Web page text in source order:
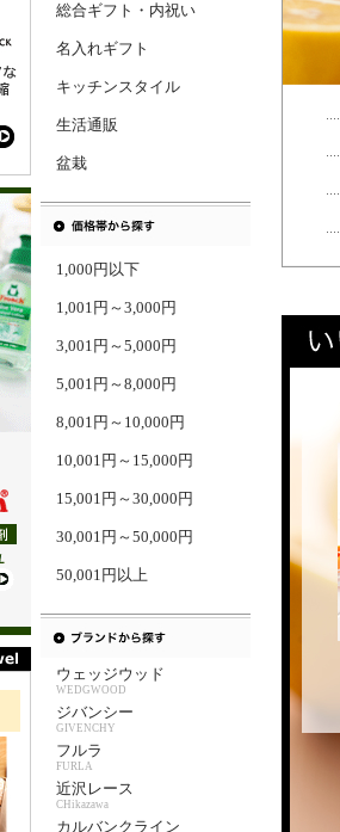
総合ギフト・内祝い
名入れギフト
キッチンスタイル
生活通販
盆栽
1,000円以下
1,001円～3,000円
3,001円～5,000円
5,001円～8,000円
8,001円～10,000円
10,001円～15,000円
15,001円～30,000円
30,001円～50,000円
50,001円以上
ウェッジウッド
WEDGWOOD
ジバンシー
GIVENCHY
フルラ
FURLA
近沢レース
CHikazawa
カルバンクライン